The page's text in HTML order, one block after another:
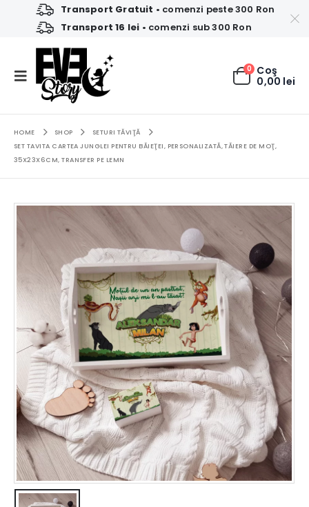
Transport Gratuit • comenzi peste 300 Ron
Transport 16 lei • comenzi sub 300 Ron
0 Coş
0,00 lei
HOME SHOP
SETURI TĂVIŢĂ
SET TAVITA CARTEA JUNGLEI PENTRU BĂIEŢEI, PERSONALIZATĂ, TĂIERE DE MOŢ,
35X23X6CM, TRANSFER PE LEMN